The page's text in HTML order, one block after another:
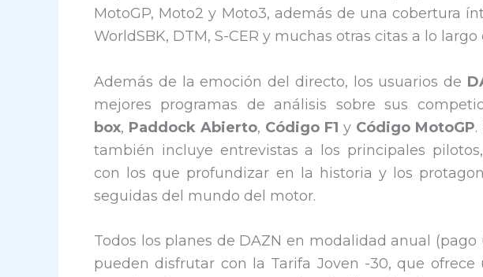
MotoGP, Moto2 y Moto3, además de una cobertura
WorldSBK, DTM, S-CER y muchas otras citas a lo
Además de la emoción del directo, los usuarios de
mejores programas de análisis sobre sus
box, Paddock Abierto, Código F1 y Código MotoGP
también incluye entrevistas a los principales
con los que profundizar en la historia y los
seguidas del mundo del motor.
Todos los planes de DAZN en modalidad anual
pueden disfrutar con la Tarifa Joven -30, que